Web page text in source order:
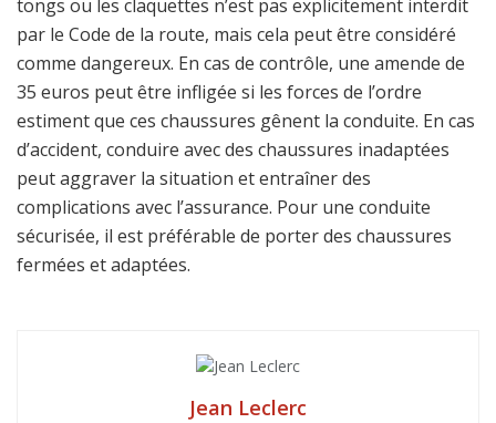
tongs ou les claquettes n’est pas explicitement interdit
par le Code de la route, mais cela peut être considéré
comme dangereux. En cas de contrôle, une amende de
35 euros peut être infligée si les forces de l’ordre
estiment que ces chaussures gênent la conduite. En cas
d’accident, conduire avec des chaussures inadaptées
peut aggraver la situation et entraîner des
complications avec l’assurance. Pour une conduite
sécurisée, il est préférable de porter des chaussures
fermées et adaptées.
Jean Leclerc